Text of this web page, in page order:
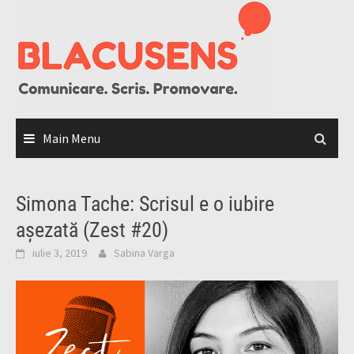
content
Main Menu
Simona Tache: Scrisul e o iubire
așezată (Zest #20)
iulie 3, 2019 Sabina Varga